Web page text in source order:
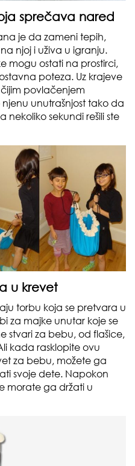
sprečava nared
je da zameni tepih,
njoj i uživa u igranju.
mogu ostati na prostirci,
poteza. Uz krajeve
povlačenjem
unutrašnjost tako da
nekoliko sekundi rešili ste
u krevet
torbu koja se pretvara u
za majke unutar koje se
stvari za bebu, od flašice,
kada rasklopite ovu
za bebu, možete ga
svoje dete. Napokon
morate ga držati u